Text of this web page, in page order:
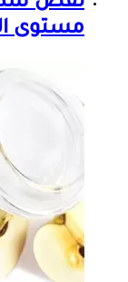
مستوى